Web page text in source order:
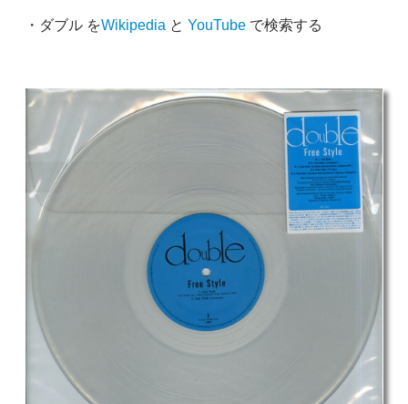
・ダブル をWikipedia と YouTubeで検索する